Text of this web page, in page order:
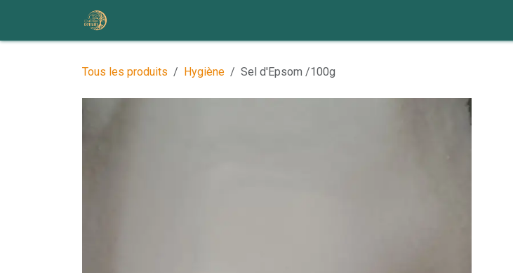
Se rendre au contenu
Tous les produits Hygiène Sel d'Epsom /100g